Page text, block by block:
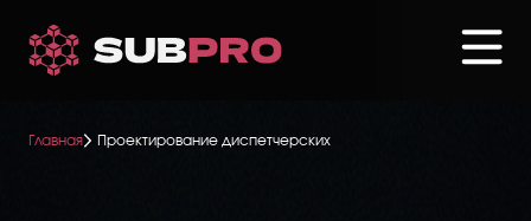
основному
Главная Проектирование диспетчерских